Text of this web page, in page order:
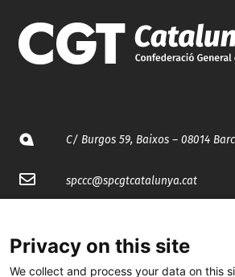
C/ Burgos 59, Baixos – 08014
spccc@spcgtcatalunya.cat
@CGTCatalunya
Privacy on this site
We collect and process your data on this